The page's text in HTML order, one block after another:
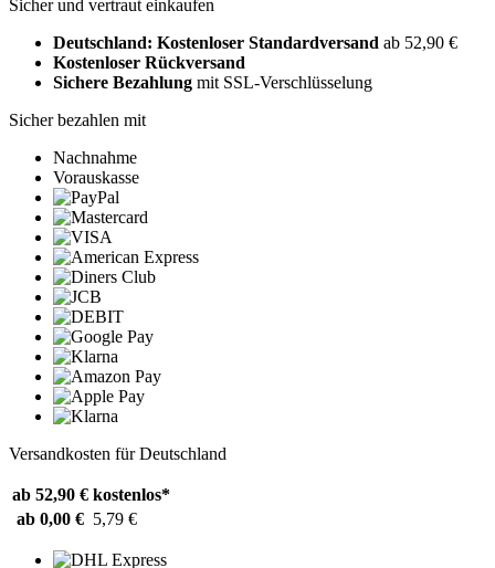
Sicher und vertraut einkaufen
Deutschland: Kostenloser Standardversand ab 52,90 €
Kostenloser Rückversand
Sichere Bezahlung mit SSL-Verschlüsselung
Sicher bezahlen mit
Nachnahme
Vorauskasse
Versandkosten für Deutschland
ab 52,90 € kostenlos*
ab 0,00 € 5,79 €